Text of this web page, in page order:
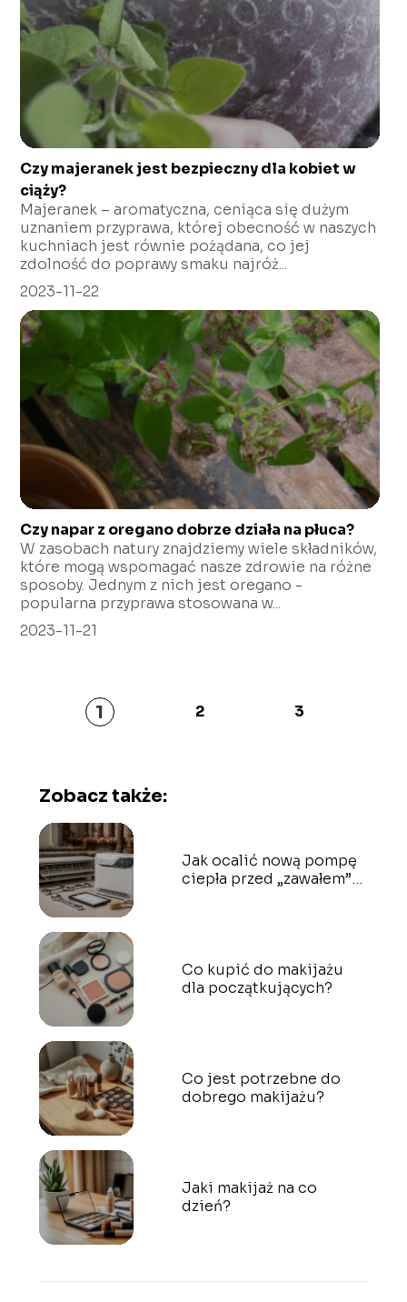
Czy majeranek jest bezpieczny dla kobiet w
ciąży?
Majeranek – aromatyczna, ceniąca się dużym
uznaniem przyprawa, której obecność w naszych
kuchniach jest równie pożądana, co jej
zdolność do poprawy smaku najróż...
2023-11-22
Czy napar z oregano dobrze działa na płuca?
W zasobach natury znajdziemy wiele składników,
które mogą wspomagać nasze zdrowie na różne
sposoby. Jednym z nich jest oregano -
popularna przyprawa stosowana w...
2023-11-21
1 2 3
Zobacz także:
Jak ocalić nową pompę
ciepła przed „zawałem”
Co kupić do makijażu
dla początkujących?
Co jest potrzebne do
dobrego makijażu?
Jaki makijaż na co
dzień?